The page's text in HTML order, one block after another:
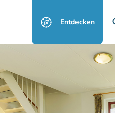
Entdecken